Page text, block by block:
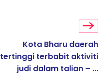
Kota Bharu daerah
tertinggi terbabit aktiviti
judi dalam talian – ...